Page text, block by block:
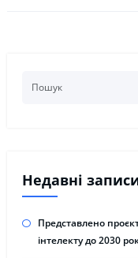
Недавні
Представлено
інтелекту до 2030